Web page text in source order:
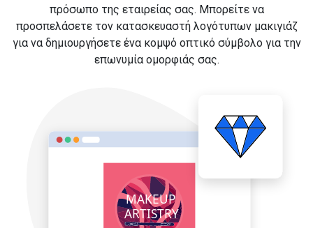
πρόσωπο της εταιρείας σας. Μπορείτε να
προσπελάσετε τον κατασκευαστή λογότυπων μακιγιάζ
για να δημιουργήσετε ένα κομψό οπτικό σύμβολο για την
επωνυμία ομορφιάς σας.